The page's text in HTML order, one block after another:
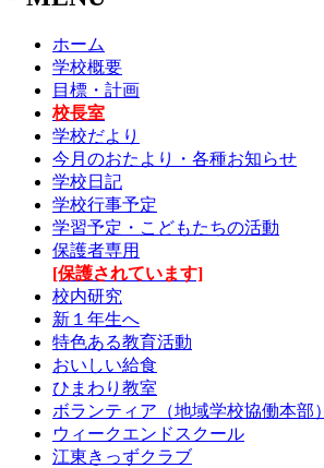
ホーム
学校概要
目標・計画
校長室
学校だより
今月のおたより・各種お知らせ
学校日記
学校行事予定
学習予定・こどもたちの活動
保護者専用
[保護されています]
校内研究
新１年生へ
特色ある教育活動
おいしい給食
ひまわり教室
ボランティア（地域学校協働本部）
ウィークエンドスクール
江東きっずクラブ